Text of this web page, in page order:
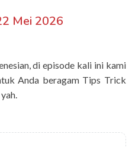
Mei 2026
di episode kali ini kami
Anda beragam Tips Trick